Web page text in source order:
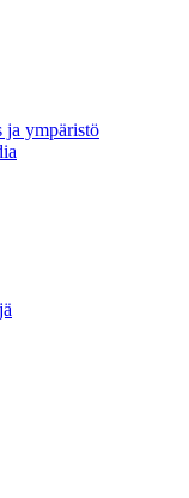
ja ympäristö